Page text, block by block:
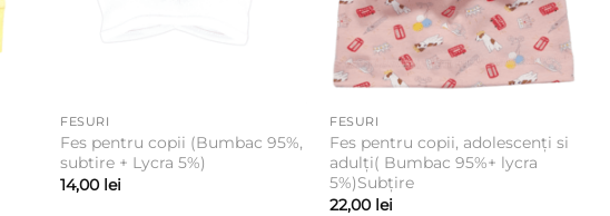
FESURI
Fes pentru copii (Bumbac 95%,
subtire + Lycra 5%)
14,00 lei
FESURI
Fes pentru copii, adolescenți si
adulți( Bumbac 95%+ lycra
5%)Subțire
22,00 lei